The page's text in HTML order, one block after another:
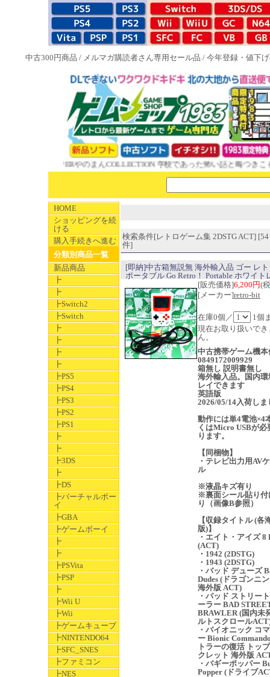
中古300円商品 / メルマガ購読者さん専用セール品 / 今年登録・値下
SUPERやのまんCOLLECTION 学校であった怖い話と晦󠄀つきこもり ルー
HOME
ショッピングを続
ける
購入手続きへ進む
分類別商品一覧
新品商品
┣
┣
┣Switch2
┣Switch
┣
┣
┣
┣
┣PS5
┣PS4
┣PS3
┣PS2
┣PS1
┣
┣
┣3DS
┣
┣DS
┣バーチャルボー
イ
┣GBA
┣ゲームボーイ
┣
┣
┣PSVita
┣PSP
┣
┣Wii U
┣Wii
┣ゲームキューブ
┣NINTENDO64
┣SFC_SNES
┣ファミコン
┣NES
検索条件[レトロゲーム集 2DSTG ACT] [54
件]
[即納]中古箱無説無 海外輸入品 ゴー レ
ポータブル Go Retro！ Portable ホワイト
[販売価格]6,200円(
[メーカー]retro-bit
在庫0個／
1個
現在お取り扱いでき
ん。
中古携帯ゲーム機本
0849172009929
箱無し 説明書無し
海外輸入品。国内環
レイできます
英語版
2026/05/14入荷しま
動作には単4電池×4
くはMicro USBが必
ります。
【同梱物】
・テレビ出力用AV
ル
※液晶キズ有り
※裏面シール貼り付
り（画像B参照）
【収録タイトル (各
版)】
・エイト・アイズ 8
(ACT)
・1942 (2DSTG)
・1943 (2DSTG)
・バッド デューズ
Dudes (ドラゴンニ
海外版 ACT)
・バッド ストリー
ーラー BAD
BRAWLER (国内未
ルトスクロール
・バイオニック コ
ー Bionic
トラーの復活 トッ
クレット 海外版
・バギーポッパー
Popper (ドライブ